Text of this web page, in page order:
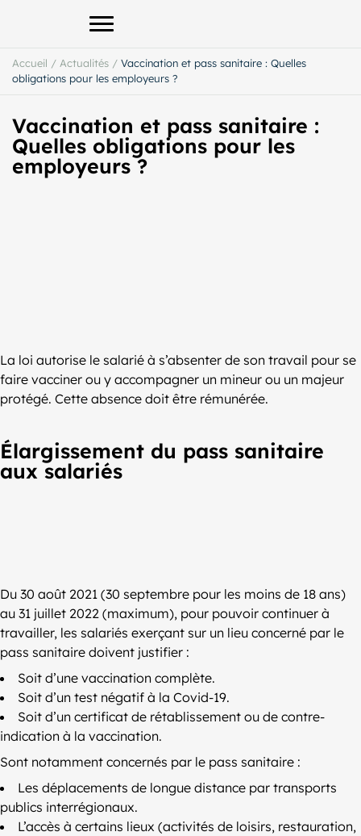
Afficher le menu principal
Accueil / Actualités / Vaccination et pass sanitaire : Quelles
obligations pour les employeurs ?
Vaccination et pass sanitaire :
Quelles obligations pour les
employeurs ?
La loi autorise le salarié à s’absenter de son travail pour se
faire vacciner ou y accompagner un mineur ou un majeur
protégé. Cette absence doit être rémunérée.
Élargissement du pass sanitaire
aux salariés
Du 30 août 2021 (30 septembre pour les moins de 18 ans)
au 31 juillet 2022 (maximum), pour pouvoir continuer à
travailler, les salariés exerçant sur un lieu concerné par le
pass sanitaire doivent justifier :
Soit d’une vaccination complète.
Soit d’un test négatif à la Covid-19.
Soit d’un certificat de rétablissement ou de contre-
indication à la vaccination.
Sont notamment concernés par le pass sanitaire :
Les déplacements de longue distance par transports
publics interrégionaux.
L’accès à certains lieux (activités de loisirs, restauration,